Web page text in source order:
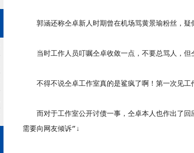
郭涵还称仝卓新人时期曾在机场骂黄景瑜粉丝，疑
当时工作人员叮嘱仝卓收敛一点，不要总骂人，但
不得不说仝卓工作室真的是鲨疯了啊！第一次见工
而对于工作室公开讨债一事，仝卓本人也作出了回
需要向网友倾诉”↓